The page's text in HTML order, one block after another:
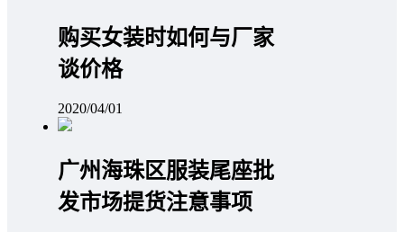
购买女装时如何与厂家
谈价格
2020/04/01
广州海珠区服装尾座批
发市场提货注意事项